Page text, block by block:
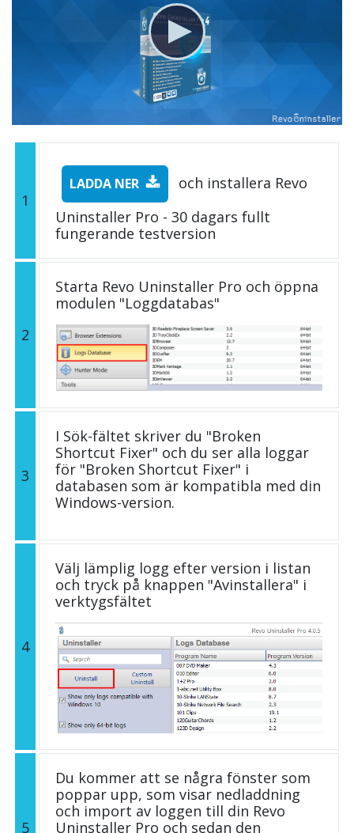
1
LADDA NER
och installera Revo
Uninstaller Pro - 30 dagars fullt
fungerande testversion
2
Starta Revo Uninstaller Pro och öppna
modulen "Loggdatabas"
3
I Sök-fältet skriver du "Broken
Shortcut Fixer" och du ser alla loggar
för "Broken Shortcut Fixer" i
databasen som är kompatibla med din
Windows-version.
4
Välj lämplig logg efter version i listan
och tryck på knappen "Avinstallera" i
verktygsfältet
5
Du kommer att se några fönster som
poppar upp, som visar nedladdning
och import av loggen till din Revo
Uninstaller Pro och sedan den